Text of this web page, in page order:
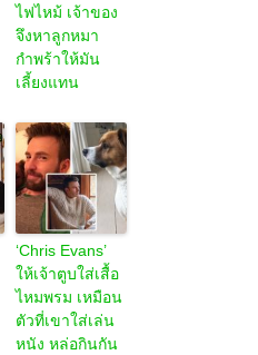
ไฟไหม้ เจ้าของ
จึงหาลูกหมา
กำพร้าให้มัน
เลี้ยงแทน
‘Chris Evans’
ให้เจ้าตูบใส่เสื้อ
ไหมพรม เหมือน
ตัวที่เขาใส่เล่น
หนัง หล่อกินกัน